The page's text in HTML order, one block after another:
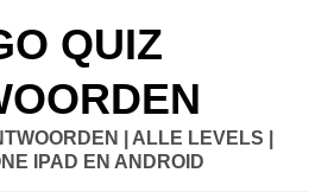
QUIZ
| ALLE LEVELS |
IPAD EN ANDROID